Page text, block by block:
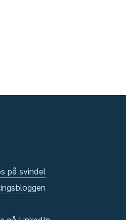
på svindel